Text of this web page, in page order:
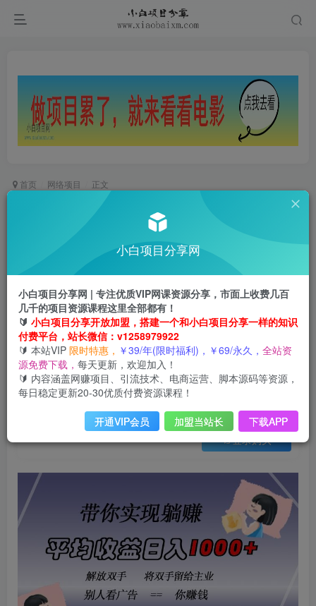
首页 网络项目 正文
（13193期）挂载广告实现被动收益，日收益达
1000+，无需手动操作，长期稳定，不违规
2年前发布
关注
0 293 29
此内容为会员免费，请付费后查看
云币3 限时特惠
云币 9
年VIP免费 终身VIP会员免费
登录购买
会员免费
小白项目分享网
小白项目分享网 | 专注优质VIP网课资源分享，市面上收费几百
几千的项目资源课程这里全部都有！
🔰 小白项目分享开放加盟，搭建一个和小白项目分享一样的知识
付费平台，站长微信：v1258979922
🔰 本站VIP 限时特惠， ￥39/年(限时福利)，￥69/永久， 全站资
源免费下载， 每天更新，欢迎加入！
🔰 内容涵盖网赚项目、引流技术、电商运营、脚本源码等资源，
每日稳定更新20-30优质付费资源课程！
开通VIP会员 加盟当站长 下载APP